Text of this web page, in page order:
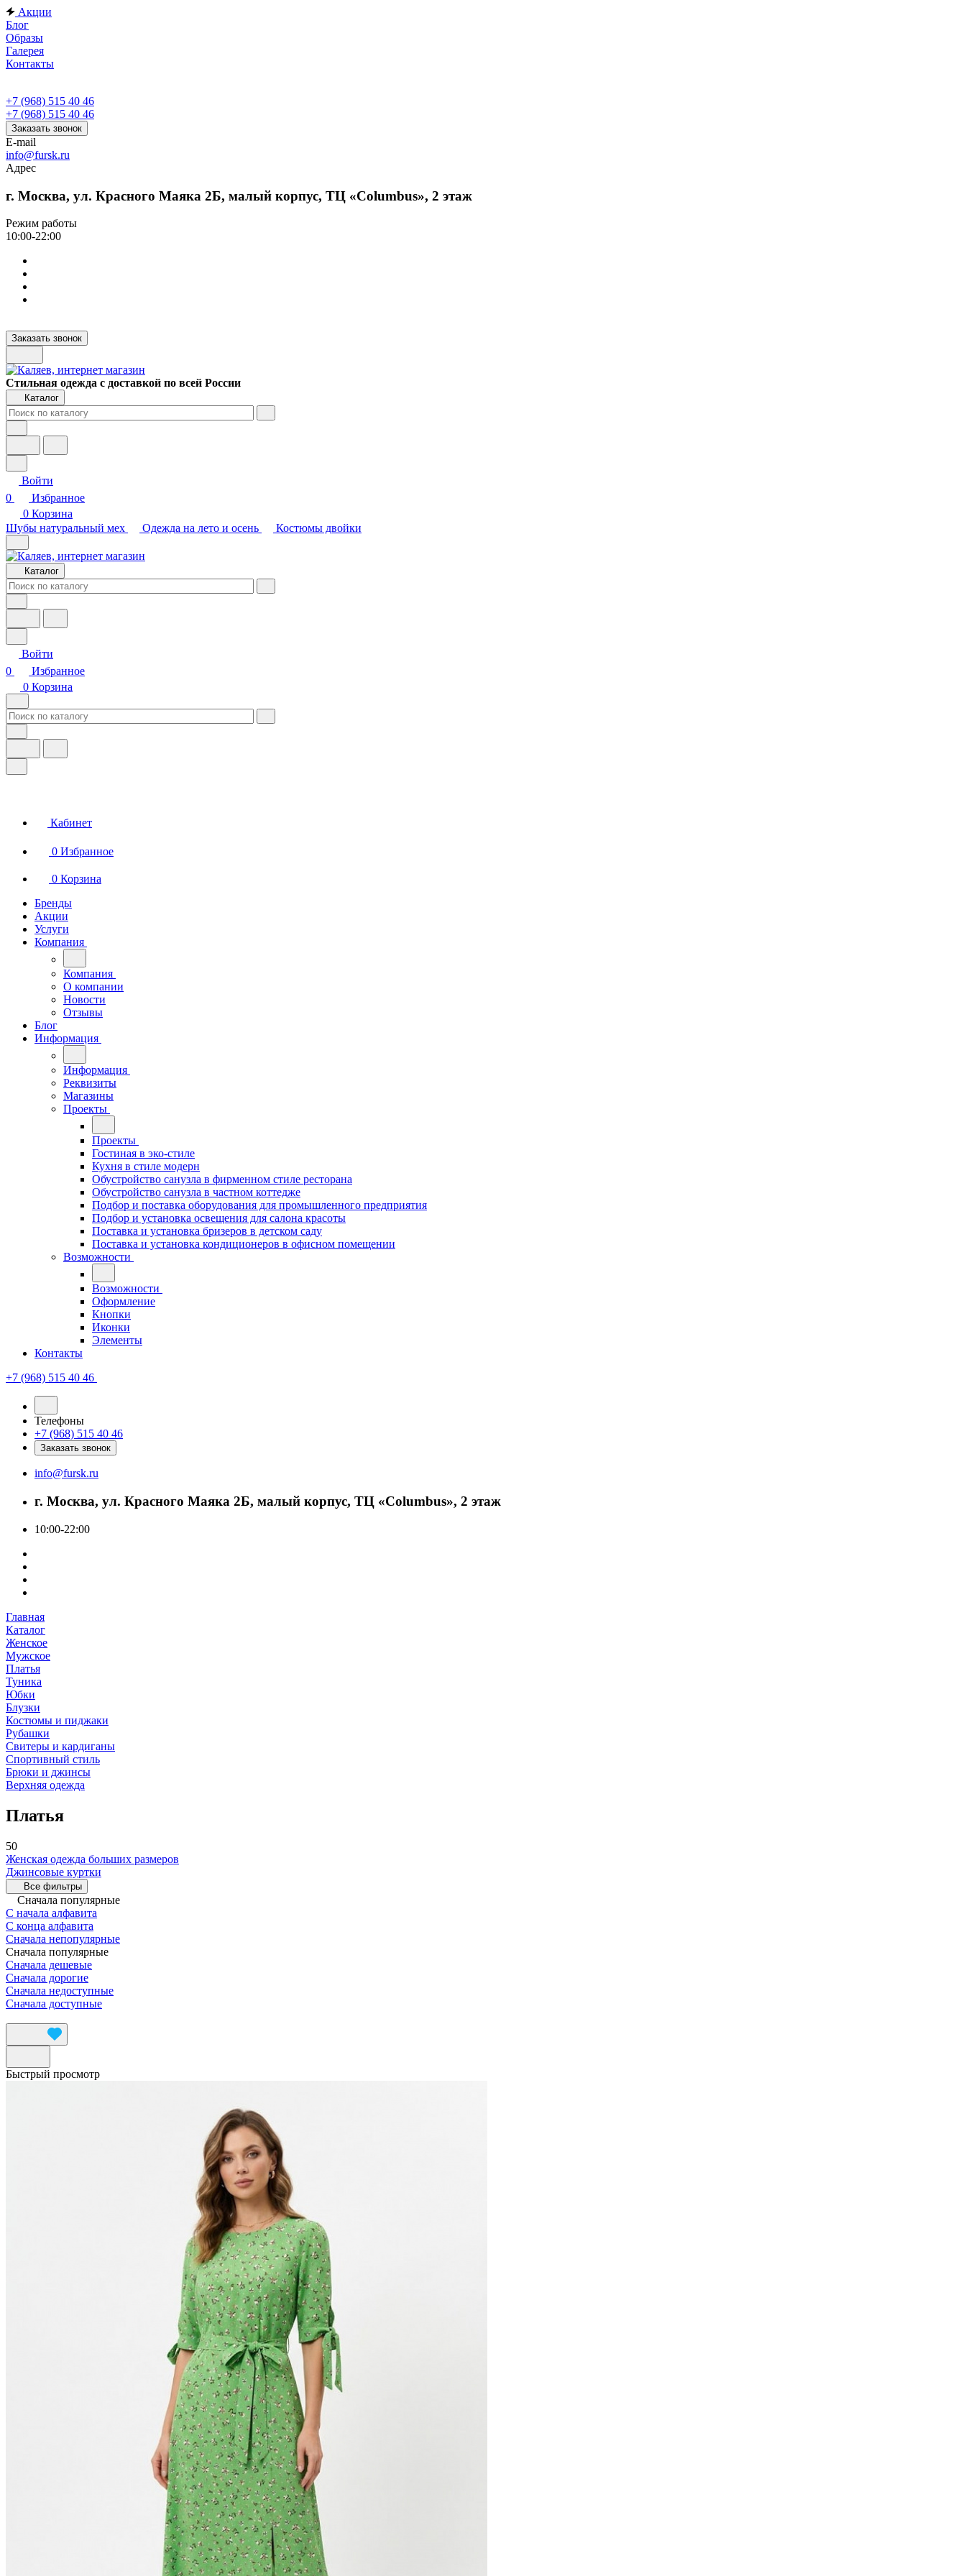
Акции
Блог
Образы
Галерея
Контакты
+7 (968) 515 40 46
+7 (968) 515 40 46
Заказать звонок
E-mail
info@fursk.ru
Адрес
г. Москва, ул. Красного Маяка 2Б, малый корпус, ТЦ «Columbus», 2 этаж
Режим работы
10:00-22:00
Заказать звонок
Стильная одежда с доставкой по всей России
Каталог
Войти
0
Избранное
0 Корзина
Шубы натуральный мех
Одежда на лето и осень Костюмы двойки
Каталог
Войти
0
Избранное
0 Корзина
Кабинет
0 Избранное
0 Корзина
Бренды
Акции
Услуги
Компания
Компания
О компании
Новости
Отзывы
Блог
Информация
Информация
Реквизиты
Магазины
Проекты
Проекты
Гостиная в эко-стиле
Кухня в стиле модерн
Обустройство санузла в фирменном стиле ресторана
Обустройство санузла в частном коттедже
Подбор и поставка оборудования для промышленного предприятия
Подбор и установка освещения для салона красоты
Поставка и установка бризеров в детском саду
Поставка и установка кондиционеров в офисном помещении
Возможности
Возможности
Оформление
Кнопки
Иконки
Элементы
Контакты
+7 (968) 515 40 46
Телефоны
+7 (968) 515 40 46
Заказать звонок
info@fursk.ru
г. Москва, ул. Красного Маяка 2Б, малый корпус, ТЦ «Columbus», 2 этаж
10:00-22:00
Главная
Каталог
Женское
Мужское
Платья
Туника
Юбки
Блузки
Костюмы и пиджаки
Рубашки
Свитеры и кардиганы
Спортивный стиль
Брюки и джинсы
Верхняя одежда
Платья
50
Женская одежда больших размеров
Джинсовые куртки
Все фильтры
Сначала популярные
С начала алфавита
С конца алфавита
Сначала непопулярные
Сначала популярные
Сначала дешевые
Сначала дорогие
Сначала недоступные
Сначала доступные
Быстрый просмотр